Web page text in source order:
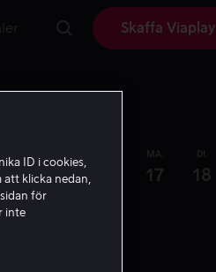
Skaffa Viaplay
14 15
MA.
17 18
ID i cookies,
klicka nedan,
för
inte